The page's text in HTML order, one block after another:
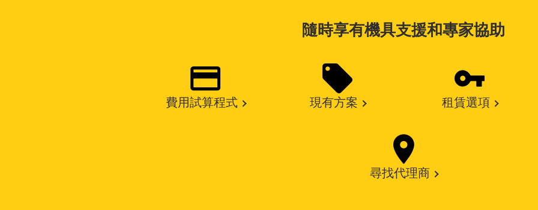
隨時享有機具支援和專家協助
費用試算程式 現有方案 租賃選項
尋找代理商